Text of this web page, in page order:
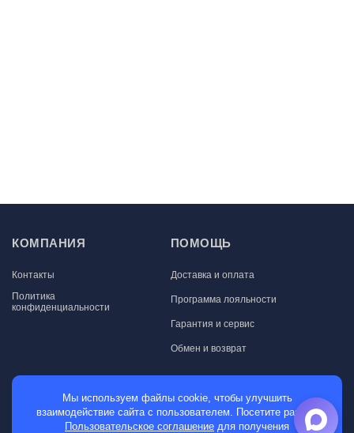
КОМПАНИЯ
Контакты
Политика
конфиденциальности
ПОМОЩЬ
Доставка и оплата
Программа лояльности
Гарантия и сервис
Обмен и возврат
МАГАЗИН
Мужские часы
Мы используем файлы cookie, чтобы улучшить
взаимодействие сайта с пользователем. Посетите раздел
Пользовательское соглашение для получения